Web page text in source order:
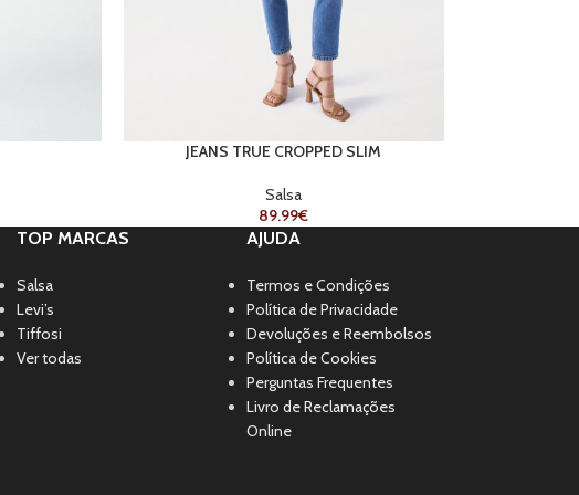
JEANS TRUE CROPPED SLIM
Salsa
89.99€
TOP MARCAS
Salsa
Levi’s
Tiffosi
Ver todas
AJUDA
Termos e Condições
Política de Privacidade
Devoluções e Reembolsos
Política de Cookies
Perguntas Frequentes
Livro de Reclamações
Online